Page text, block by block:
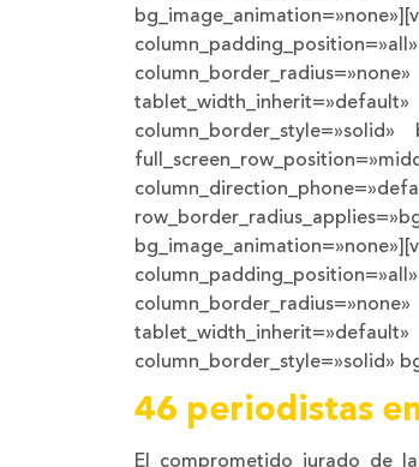
column_border_style=»solid»
column_border_style=»solid»
46 periodistas
El comprometido jurado de